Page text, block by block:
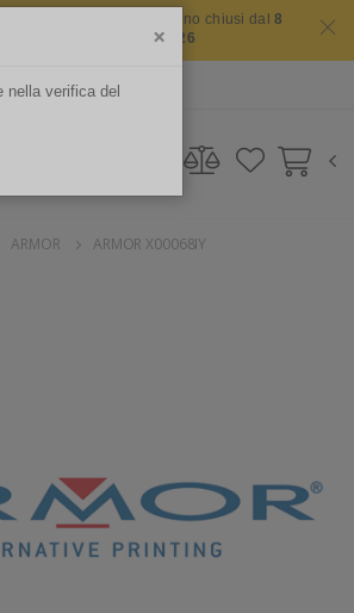
mai ma i nostri uffici saranno chiusi dal8
2026 al 16 agosto 2026
ARMOR ARMOR X00068IY
×
nella verifica del